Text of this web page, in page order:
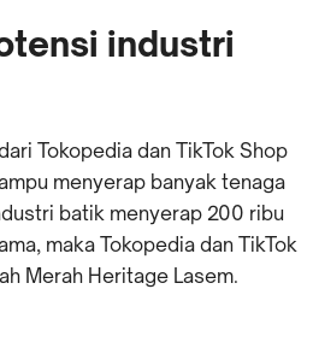
industri
Tokopedia dan TikTok Shop
menyerap banyak tenaga
batik menyerap 200 ribu
maka Tokopedia dan TikTok
Merah Heritage Lasem.